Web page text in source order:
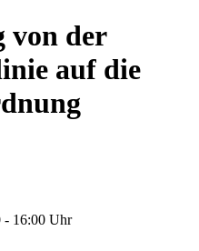
von der
auf die
- 16:00 Uhr